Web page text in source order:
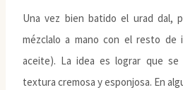
Una vez bien batido el urad dal,
mézclalo a mano con el resto de
aceite). La idea es lograr que
textura cremosa y esponjosa. En